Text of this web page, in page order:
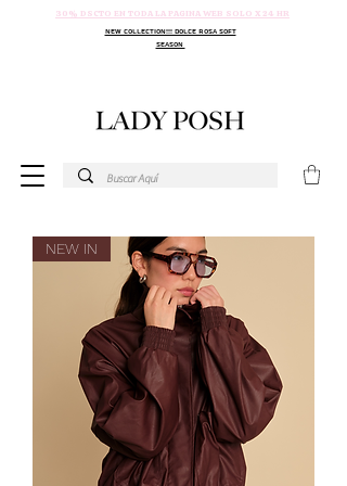
30% DSCTO EN TODA LA PAGINA WEB SOLO X 24 HR
NEW COLLECTION!!! DOLCE ROSA SOFT
SEASON
NEW IN